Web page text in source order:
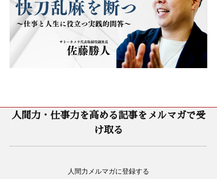
人間力・仕事力を高める記事をメルマガで受
け取る
人間力メルマガに登録する